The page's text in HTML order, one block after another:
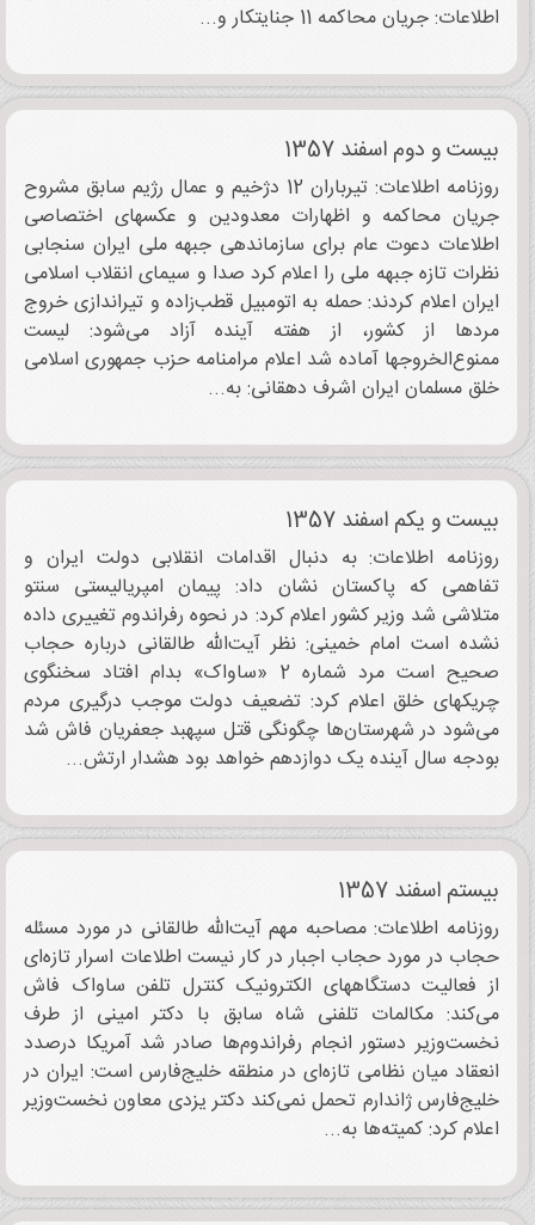
اطلاعات: جریان محاکمه 11 جنایتکار و...
بیست و دوم اسفند 1357
روزنامه اطلاعات: تیرباران 12 دژخیم و عمال رژیم سابق مشروح
جریان محاکمه و اظهارات معدودین و عکسهای اختصاصی
اطلاعات دعوت عام برای سازماندهی جبهه ملی ایران سنجابی
نظرات تازه جبهه ملی را اعلام کرد صدا و سیمای انقلاب اسلامی
ایران اعلام کردند: حمله به اتومبیل قطب‌زاده و تیراندازی خروج
مردها از کشور، از هفته آینده آزاد می‌شود: لیست
ممنوع‌الخروجها آماده شد اعلام مرامنامه حزب جمهوری اسلامی
خلق مسلمان ایران اشرف دهقانی: به...
بیست و یکم اسفند 1357
روزنامه اطلاعات: به دنبال اقدامات انقلابی دولت ایران و
تفاهمی که پاکستان نشان داد: پیمان امپریالیستی سنتو
متلاشی شد وزیر کشور اعلام کرد: در نحوه رفراندوم تغییری داده
نشده است امام خمینی: نظر آیت‌الله طالقانی درباره حجاب
صحیح است مرد شماره 2 «ساواک» بدام افتاد سخنگوی
چریکهای خلق اعلام کرد: تضعیف دولت موجب درگیری مردم
می‌شود در شهرستان‌ها چگونگی قتل سپهبد جعفریان فاش شد
بودجه سال آینده یک دوازدهم خواهد بود هشدار ارتش...
بیستم اسفند 1357
روزنامه اطلاعات: مصاحبه مهم آیت‌الله طالقانی در مورد مسئله
حجاب در مورد حجاب اجبار در کار نیست اطلاعات اسرار تازه‌ای
از فعالیت دستگاههای الکترونیک کنترل تلفن ساواک فاش
می‌کند: مکالمات تلفنی شاه سابق با دکتر امینی از طرف
نخست‌وزیر دستور انجام رفراندوم‌ها صادر شد آمریکا درصدد
انعقاد میان نظامی تازه‌ای در منطقه خلیج‌فارس است: ایران در
خلیج‌فارس ژاندارم تحمل نمی‌کند دکتر یزدی معاون نخست‌وزیر
اعلام کرد: کمیته‌ها به...